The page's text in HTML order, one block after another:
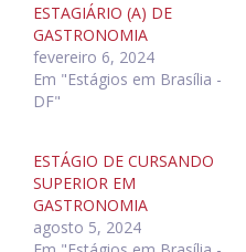
ESTAGIÁRIO (A) DE
GASTRONOMIA
fevereiro 6, 2024
Em "Estágios em Brasília -
DF"
ESTÁGIO DE CURSANDO
SUPERIOR EM
GASTRONOMIA
agosto 5, 2024